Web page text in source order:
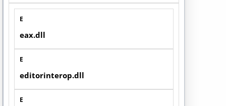
E
eax.dll
E
editorinterop.dll
E